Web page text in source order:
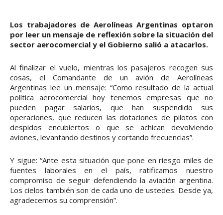
Los trabajadores de Aerolíneas Argentinas optaron
por leer un mensaje de reflexión sobre la situación del
sector aerocomercial y el Gobierno salió a atacarlos.
Al finalizar el vuelo, mientras los pasajeros recogen sus
cosas, el Comandante de un avión de Aerolíneas
Argentinas lee un mensaje: “Como resultado de la actual
política aerocomercial hoy tenemos empresas que no
pueden pagar salarios, que han suspendido sus
operaciones, que reducen las dotaciones de pilotos con
despidos encubiertos o que se achican devolviendo
aviones, levantando destinos y cortando frecuencias”.
Y sigue: “Ante esta situación que pone en riesgo miles de
fuentes laborales en el país, ratificamos nuestro
compromiso de seguir defendiendo la aviación argentina.
Los cielos también son de cada uno de ustedes. Desde ya,
agradecemos su comprensión”.